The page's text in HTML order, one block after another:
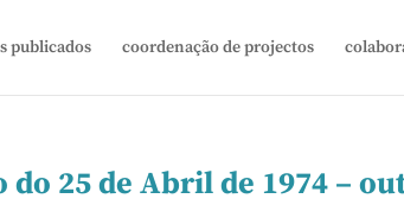
publicados coordenação de projectos
25 de Abril de 1974 –